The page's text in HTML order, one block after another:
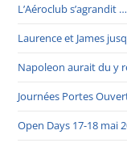
L’Aéroclub s’agrandit …
Laurence et James
Napoleon aurait du y
Journées Portes
Open Days 17-18 mai